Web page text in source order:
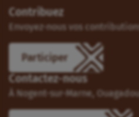
Contribuez
Envoyez-nous vos
Participer
Contactez-nous
À Nogent-sur-Marne,